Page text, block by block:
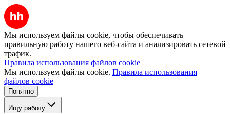
Мы используем файлы cookie, чтобы обеспечивать
правильную работу нашего веб-сайта и анализировать сетевой
трафик.
Правила использования файлов cookie
Мы используем файлы cookie. Правила использования
файлов cookie
Понятно
Ищу работу